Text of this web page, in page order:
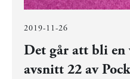
2019-11-26
Det går att bli en
avsnitt 22 av